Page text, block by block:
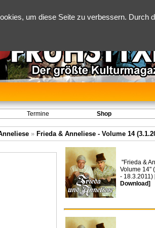
um diese Seite zu verbessern.
Termine Shop
» Frieda & Anneliese - Volume 14
"Frieda &
Volume 14"
- 18.3.2011)
Download]